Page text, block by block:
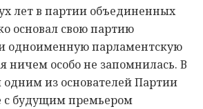
лет в партии объединенных
основал свою партию
одноименную парламентскую
ничем особо не запомнилась. В
одним из основателей Партии
с будущим премьером